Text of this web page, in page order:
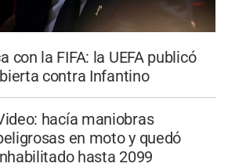
con la FIFA: la UEFA publicó
contra Infantino
hacía maniobras
en moto y quedó
hasta 2099